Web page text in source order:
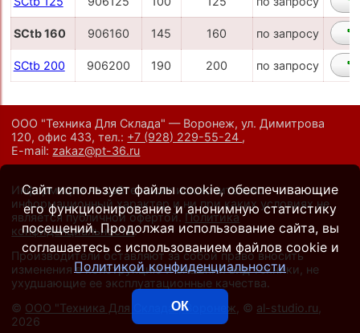
SCtb 160 906160 145 160 по запросу
SCtb 200 906200 190 200 по запросу
ООО "Техника Для Склада" — Воронеж, ул. Димитрова
120, офис 433,тел.: +7 (928) 229-55-24 ,
E-mail: zakaz@pt-36.ru
Информация на сайте носит исключительно
информационный характер и ни при каких условиях не
является публичной офертой. Политика
конфиденциальности.
Производители оставляют за собой право вносить
изменения в конструкцию и внешний вид техники, не
ухудшающие ее эксплуатационные качества.
© ООО "Техника Для Склада", Воронеж , © al-studio.ru
2026
Сайт использует файлы cookie, обеспечивающие
его функционирование и анонимную статистику
посещений. Продолжая использование сайта, вы
соглашаетесь с использованием файлов cookie и
Политикой конфиденциальности
ОК